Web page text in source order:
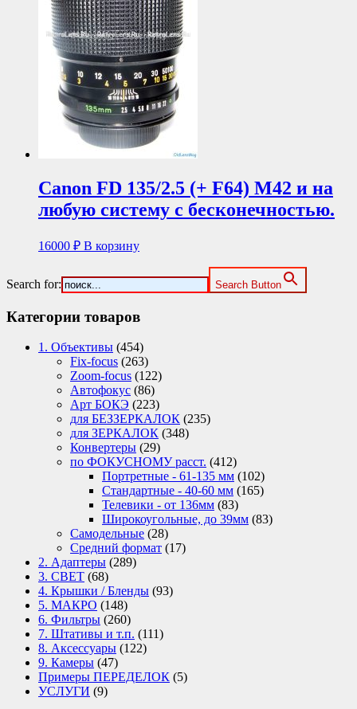
Canon FD 135/2.5 (+ F64) М42 и на
любую систему с бесконечностью.
16000 ₽ В корзину
Search for: Search Button
Категории товаров
1. Объективы (454)
Fix-focus (263)
Zoom-focus (122)
Автофокус (86)
Арт БОКЭ (223)
для БЕЗЗЕРКАЛОК (235)
для ЗЕРКАЛОК (348)
Конвертеры (29)
по ФОКУСНОМУ расст. (412)
Портретные - 61-135 мм (102)
Стандартные - 40-60 мм (165)
Телевики - от 136мм (83)
Широкоугольные, до 39мм (83)
Самодельные (28)
Средний формат (17)
2. Адаптеры (289)
3. СВЕТ (68)
4. Крышки / Бленды (93)
5. МАКРО (148)
6. Фильтры (260)
7. Штативы и т.п. (111)
8. Аксессуары (122)
9. Камеры (47)
Примеры ПЕРЕДЕЛОК (5)
УСЛУГИ (9)